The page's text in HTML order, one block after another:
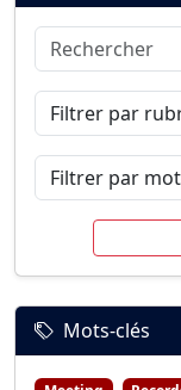
Connexion
Rechercher
Filtrer par
Filtrer par mot-
Mots-clés